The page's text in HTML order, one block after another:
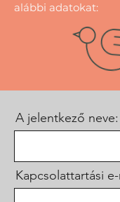
alábbi adatokat:
A jelentkező neve:
Kapcsolattartási